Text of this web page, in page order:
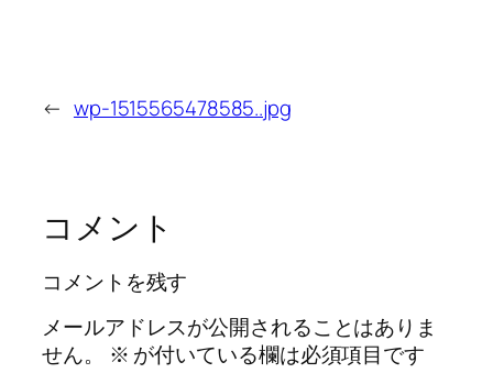
← wp-1515565478585..jpg
コメント
コメントを残す
メールアドレスが公開されることはありま
せん。
※ が付いている欄は必須項目です